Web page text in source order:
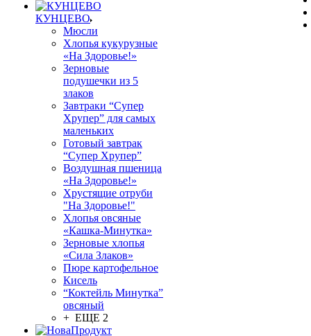
КУНЦЕВО
Мюсли
Хлопья кукурузные
«На Здоровье!»
Зерновые
подушечки из 5
злаков
Завтраки “Супер
Хрупер” для самых
маленьких
Готовый завтрак
“Супер Хрупер”
Воздушная пшеница
«На Здоровье!»
Хрустящие отруби
"На Здоровье!"
Хлопья овсяные
«Кашка-Минутка»
Зерновые хлопья
«Сила Злаков»
Пюре картофельное
Кисель
“Коктейль Минутка”
овсяный
+ ЕЩЕ 2